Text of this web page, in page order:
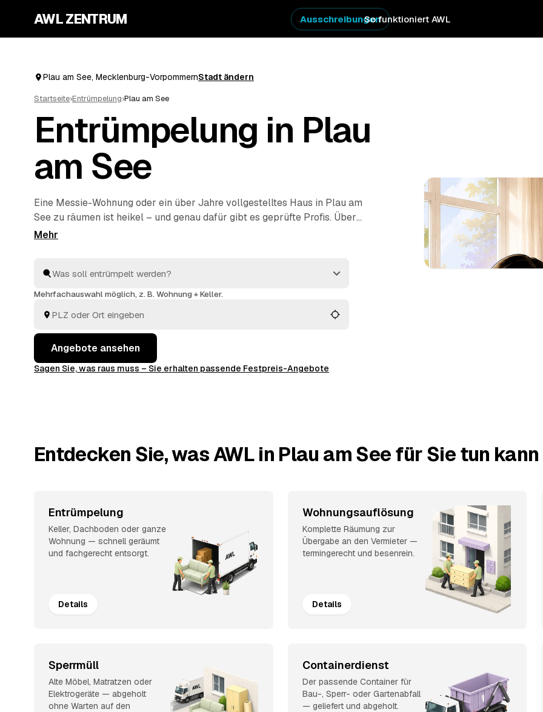
AWL ZENTRUM So funktioniert AWL
Ausschreibungen
Plau am See, Mecklenburg-VorpommernStadt ändern
Startseite›Entrümpelung›Plau am See
Entrümpelung in Plau
am See
Eine Messie-Wohnung oder ein über Jahre vollgestelltes Haus in Plau am
See zu räumen ist heikel – und genau dafür gibt es geprüfte Profis. Über
AWL schildern Sie diskret, worum es geht, und erhalten mehrere Festpreis-
vergleichen in Ruhe und entscheiden, wem Sie den Auftrag geben.
Mehrfachauswahl möglich, z. B. Wohnung + Keller.
Angebote ansehen
Sagen Sie, was raus muss – Sie erhalten passende Festpreis-Angebote
Entdecken Sie, was AWL in Plau am See für Sie tun kann
Entrümpelung
Keller, Dachboden oder ganze
Wohnung — schnell geräumt
und fachgerecht entsorgt.
Details
Wohnungsauflösung
Komplette Räumung zur
Übergabe an den Vermieter —
termingerecht und besenrein.
Details
Sperrmüll
Alte Möbel, Matratzen oder
Elektrogeräte — abgeholt
ohne Warten auf den
Containerdienst
Der passende Container für
Bau-, Sperr- oder Gartenabfall
— geliefert und abgeholt.